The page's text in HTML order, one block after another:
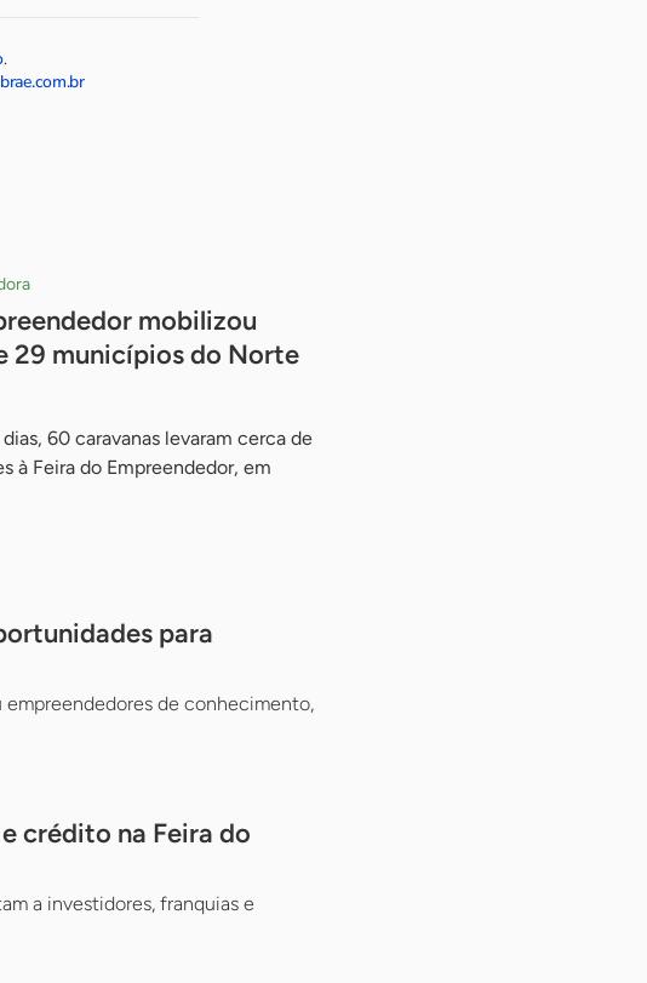
.
mobilizou
29 municípios do Norte
60 caravanas levaram cerca de
à Feira do Empreendedor, em
para
empreendedores de conhecimento,
crédito na Feira do
a investidores, franquias e